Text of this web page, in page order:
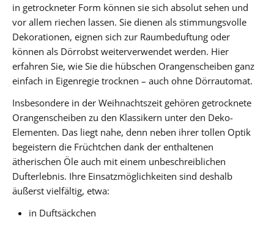
in getrockneter Form können sie sich absolut sehen und
vor allem riechen lassen. Sie dienen als stimmungsvolle
Dekorationen, eignen sich zur Raumbeduftung oder
können als Dörrobst weiterverwendet werden. Hier
erfahren Sie, wie Sie die hübschen Orangenscheiben ganz
einfach in Eigenregie trocknen – auch ohne Dörrautomat.
Insbesondere in der Weihnachtszeit gehören getrocknete
Orangenscheiben zu den Klassikern unter den Deko-
Elementen. Das liegt nahe, denn neben ihrer tollen Optik
begeistern die Früchtchen dank der enthaltenen
ätherischen Öle auch mit einem unbeschreiblichen
Dufterlebnis. Ihre Einsatzmöglichkeiten sind deshalb
äußerst vielfältig, etwa:
in Duftsäckchen